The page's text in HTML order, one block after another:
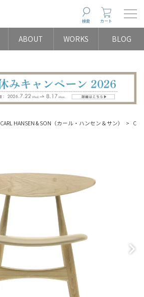
検索 カート
ABOUT WORKS BLOG
CARL HANSEN & SON（カール・ハンセン＆サン）